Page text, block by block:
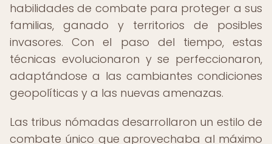
habilidades de combate para proteger a sus
familias, ganado y territorios de posibles
invasores. Con el paso del tiempo, estas
técnicas evolucionaron y se perfeccionaron,
adaptándose a las cambiantes condiciones
geopolíticas y a las nuevas amenazas.
Las tribus nómadas desarrollaron un estilo de
combate único que aprovechaba al máximo